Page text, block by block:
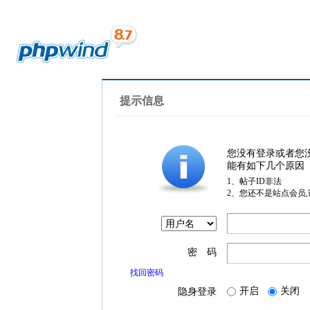
提示信息
您没有登录或者您
能有如下几个原因
1、帖子ID非法
2、您还不是站点会员
密 码
找回密码
隐身登录 开启 关闭